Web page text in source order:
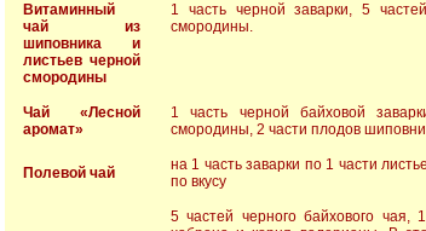
Витаминный
чай из
шиповника и
листьев черной
смородины
1 часть черной заварки, 5
смородины.
Чай «Лесной
аромат»
1 часть черной байховой
смородины, 2 части плодов
Полевой чай
на 1 часть заварки по 1 части
по вкусу
5 частей черного байхового чая,